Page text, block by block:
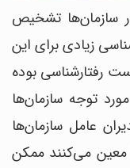
سازمان‌ها تشخیص
زیادی برای این
رفتارشناسی بوده
توجه سازمان‌ها
عامل سازمان‌ها
می‌کنند ممکن